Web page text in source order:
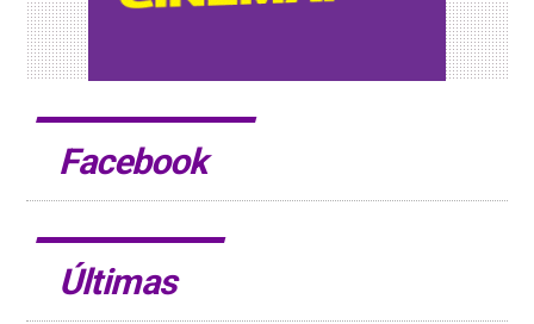
Facebook
Últimas